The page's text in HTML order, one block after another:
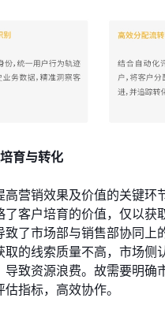
育与转化
高营销效果及价值的关键环
了客户培育的价值，仅以获
致了市场部与销售部协同上
取的线索质量不高，市场侧
导致资源浪费。故需要明确
指标，高效协作。